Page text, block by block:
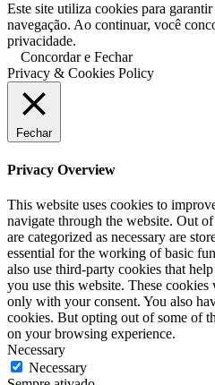
Este site utiliza cookies para
navegação. Ao continuar, você
privacidade.
Concordar e Fechar
Privacy & Cookies Policy
Fechar
Privacy Overview
This website uses cookies to
navigate through the website. Out
are categorized as necessary are
essential for the working of basic
also use third-party cookies that
you use this website. These
only with your consent. You also
cookies. But opting out of some of
on your browsing experience.
Necessary
Necessary